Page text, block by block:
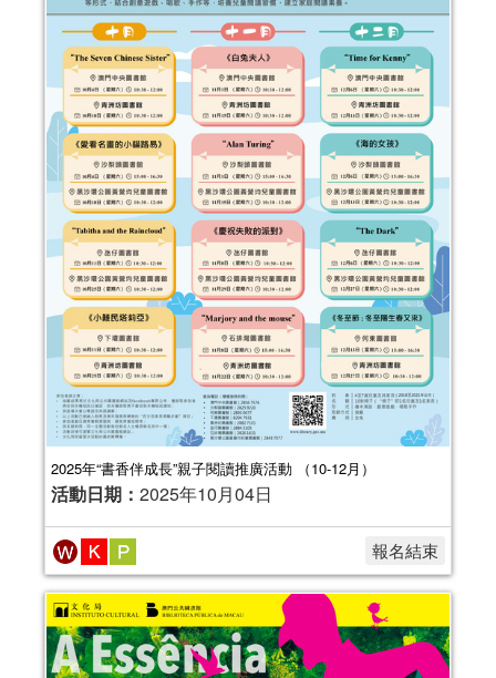
2025年“書香伴成長”親子閱讀推廣活動 （10-12月）
活動日期： 2025年10月04日
報名結束